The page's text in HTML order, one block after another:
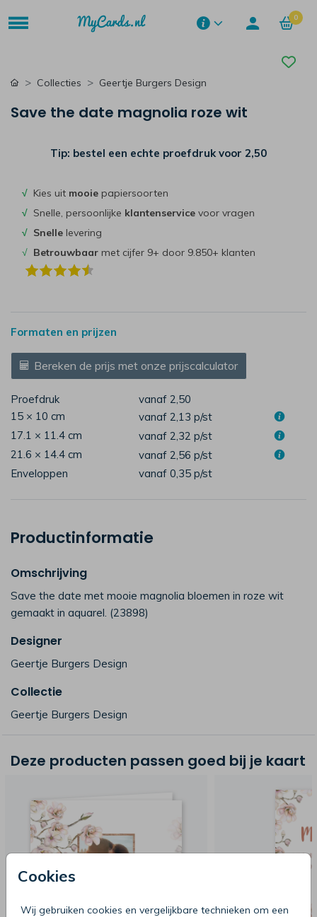
0
Cookies
Wij gebruiken cookies en vergelijkbare technieken om een
Collecties Geertje Burgers Design
Save the date magnolia roze wit
Tip: bestel een echte proefdruk voor 2,50
√ Kies uit mooie papiersoorten
√ Snelle, persoonlijke klantenservice voor vragen
√ Snelle levering
√ Betrouwbaar met cijfer 9+ door 9.850+ klanten
Formaten en prijzen
Bereken de prijs met onze prijscalculator
Proefdruk
vanaf 2,50
15 × 10 cm
vanaf 2,13 p/st
17.1 × 11.4 cm
vanaf 2,32 p/st
21.6 × 14.4 cm
vanaf 2,56 p/st
Enveloppen
vanaf 0,35 p/st
Productinformatie
Omschrijving
Save the date met mooie magnolia bloemen in roze wit
gemaakt in aquarel. (23898)
Designer
Geertje Burgers Design
Collectie
Geertje Burgers Design
Deze producten passen goed bij je kaart